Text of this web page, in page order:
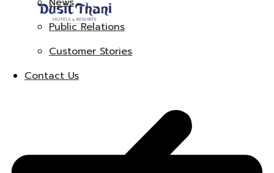
Public Relations
Customer Stories
Contact Us